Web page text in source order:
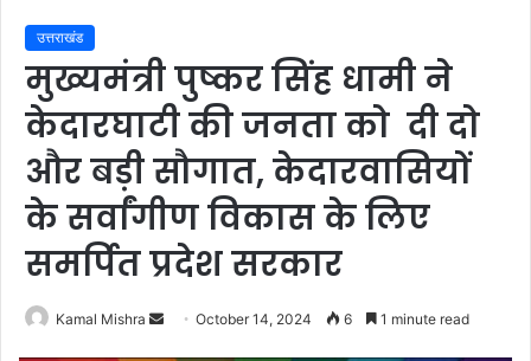
उत्तराखंड
मुख्यमंत्री पुष्कर सिंह धामी ने
केदारघाटी की जनता को दी दो
और बड़ी सौगात, केदारवासियों
के सर्वांगीण विकास के लिए
समर्पित प्रदेश सरकार
Kamal Mishra
SendOctober 14, 2024 6 1 minute read